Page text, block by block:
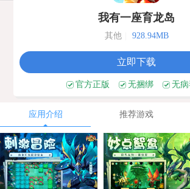
我有一座育龙岛
其他 928.94MB
立即下载
官方正版 无捆绑 无
应用介绍 推荐游戏